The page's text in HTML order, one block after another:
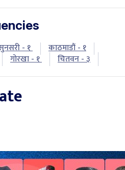
- १
काठमाडौं - १
गोरखा - १
चितवन - ३